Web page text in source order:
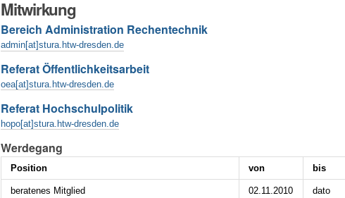
Mitwirkung
Bereich Administration Rechentechnik
admin[at]stura.htw-dresden.de
Referat Öffentlichkeitsarbeit
oea[at]stura.htw-dresden.de
Referat Hochschulpolitik
hopo[at]stura.htw-dresden.de
Werdegang
Position von bis
beratenes Mitglied 02.11.2010 dato